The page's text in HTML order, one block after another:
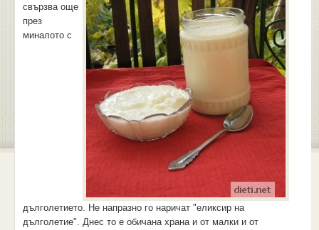
свързва още
през
миналото с
дълголетието. Не напразно го наричат "еликсир на
дълголетие". Днес то е обичана храна и от малки и от